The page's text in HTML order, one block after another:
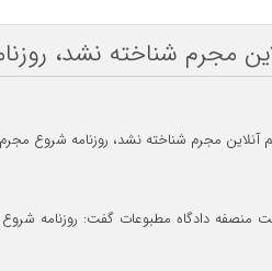
مجرم شناخته نشد،
آنلاین مجرم شناخته نشد، روزنامه شروع
دادگاه مطبوعات گفت: روزنامه شروع